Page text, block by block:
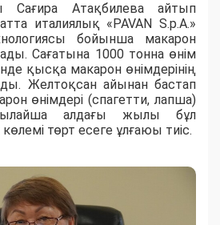
Сағира Атақбилева айтып
италиялық «PAVAN S.p.A.»
бойынша макарон
Сағатына 1000 тонна өнім
қысқа макарон өнімдерінің
Желтоқсан айынан бастап
өнімдері (спагетти, лапша)
алдағы жылы бұл
көлемі төрт есеге ұлғаюы тиіс.